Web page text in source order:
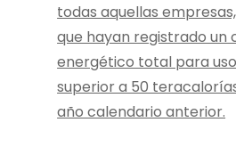
todas aquellas
que hayan registrado un
energético total para
superior a 50
año calendario anterior.